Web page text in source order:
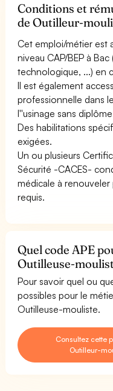
Conditions et
de Outilleur-
Cet emploi/métier est
niveau CAP/BEP à
technologique, ...) en
Il est également
professionnelle dans
l''usinage sans
Des habilitations
exigées.
Un ou plusieurs
Sécurité -CACES-
médicale à
requis.
Quel code APE
Outilleuse-
Pour savoir quel ou
possibles pour le
Outilleuse-mouliste.
Consultez cette
Outilleur-